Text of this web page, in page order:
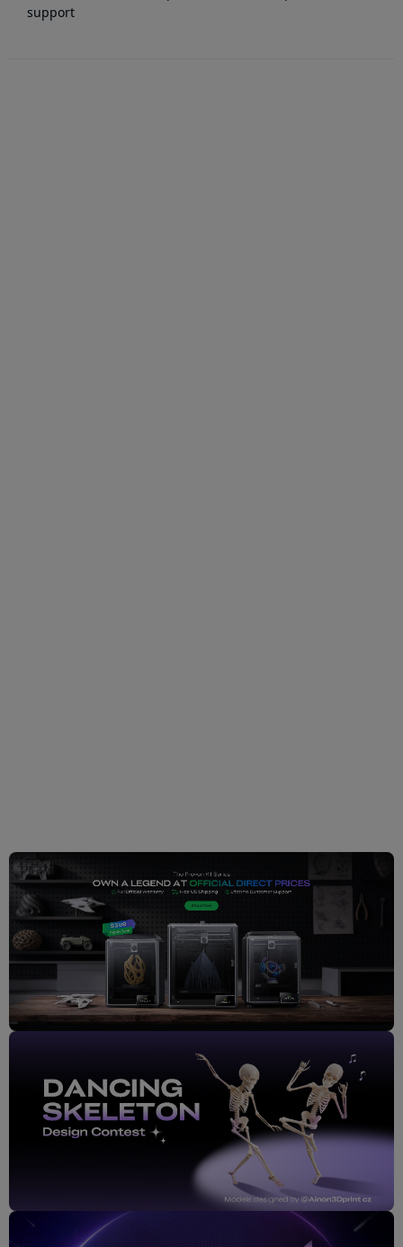
support